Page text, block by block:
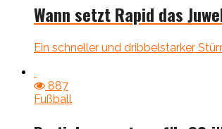
Wann setzt Rapid das
Ein schneller und dribbelstarker
887
Fußball